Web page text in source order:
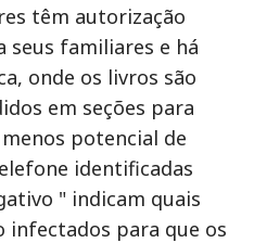
têm autorização
seus familiares e há
onde os livros são
em seções para
potencial de
identificadas
" indicam quais
infectados para que os